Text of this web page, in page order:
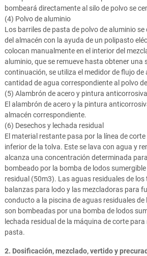
bombeará directamente al silo de polvo se
(4) Polvo de aluminio
Los barriles de pasta de polvo de aluminio
del almacén con la ayuda de un polipasto
colocan manualmente en el interior del
aluminio, que se remueve hasta obtener una
continuación, se utiliza el medidor de flujo de
cantidad de agua correspondiente al polvo
(5) Alambrón de acero y pintura anticorrosiva
El alambrón de acero y la pintura
almacén correspondiente.
(6) Desechos y lechada residual
El material restante pasa por la línea de
inferior de la tolva. Este se lava con agua y
alcanza una concentración determinada
bombeado por la bomba de lodos
residual (50m3). Las aguas residuales de los
balanzas para lodo y las mezcladoras para
conducto a la piscina de aguas residuales de
son bombeadas por una bomba de lodos
lechada residual de la máquina de corte
pasta.
2. Dosificación, mezclado, vertido y